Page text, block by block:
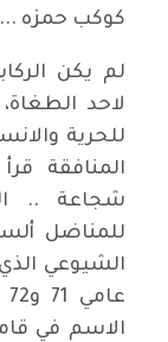
كوكب حمزه
لم يكن
لاحد
للحرية
المنافقة
شجاعة ..
للمناضل
الشيوعي
الاسم في